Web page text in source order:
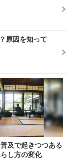
原因を知って
及で起きつつある
し方の変化